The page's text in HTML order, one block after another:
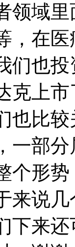
领域
，在
们也
克上
也比
一部
个形
来说
下来